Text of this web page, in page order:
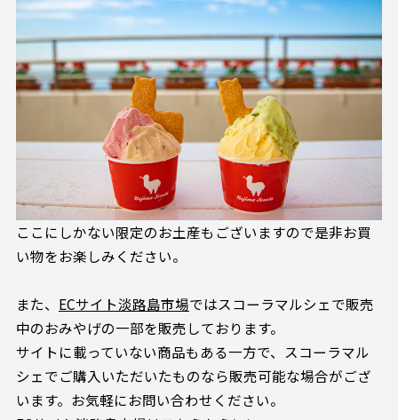
ここにしかない限定のお土産もございますので是非お買
い物をお楽しみください。
また、 ECサイト淡路島市場ではスコーラマルシェで販売
中のおみやげの一部を販売しております。
サイトに載っていない商品もある一方で、スコーラマル
シェでご購入いただいたものなら販売可能な場合がござ
います。お気軽にお問い合わせください。